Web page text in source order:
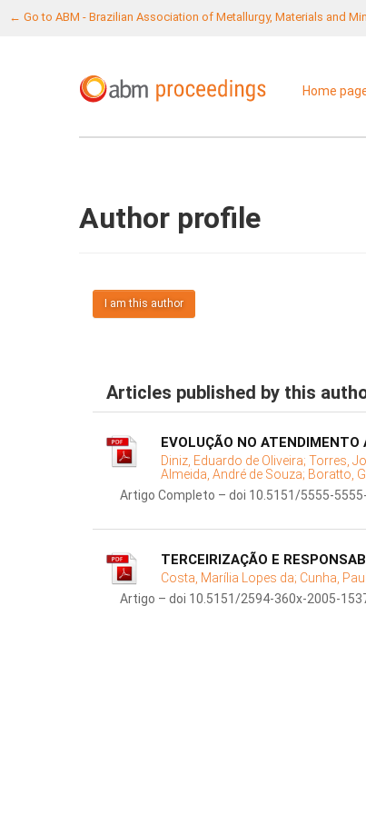
← Go to ABM - Brazilian Association of Metallurgy, Materials and
Home
Author profile
I am this author
Articles published by this
EVOLUÇÃO NO ATENDIMENTO
Diniz, Eduardo de Oliveira; Torres,
Almeida, André de Souza; Boratto,
Artigo Completo – doi 10.5151/5555-
TERCEIRIZAÇÃO E
Costa, Marília Lopes da; Cunha,
Artigo – doi 10.5151/2594-360x-2005-